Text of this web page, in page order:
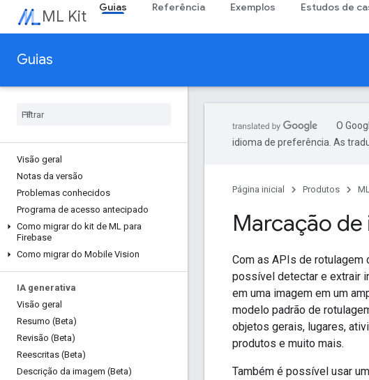
ML Kit Guias Referência Exemplos Estudos de
Guias
Visão geral
Notas da versão
Problemas conhecidos
Programa de acesso antecipado
Como migrar do kit de ML para
Firebase
Como migrar do Mobile Vision
IA generativa
Visão geral
Resumo (Beta)
Revisão (Beta)
Reescritas (Beta)
Descrição da imagem (Beta)
O
idioma de preferência. As
Página inicial Produtos
Marcação
Com as APIs de rotulagem
possível detectar e extrair
em uma imagem em um
modelo padrão de
objetos gerais, lugares,
produtos e muito mais.
Também é possível usar